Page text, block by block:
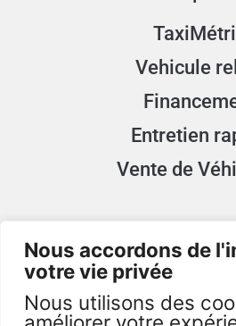
Nous accordons de
votre vie privée
Nous utilisons des
Vehicule
Entretien
Vente de